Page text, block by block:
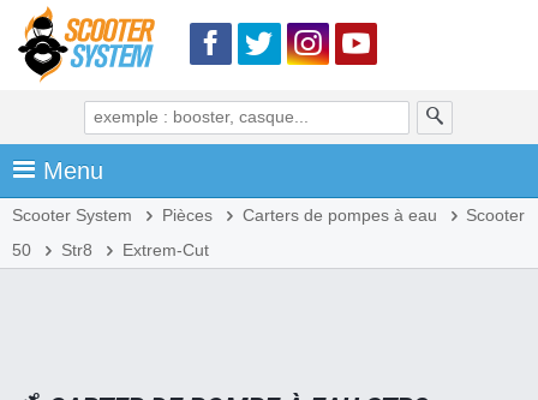
Menu
Scooter System Pièces Carters de pompes à eau
Scooter
50
Str8 Extrem-Cut